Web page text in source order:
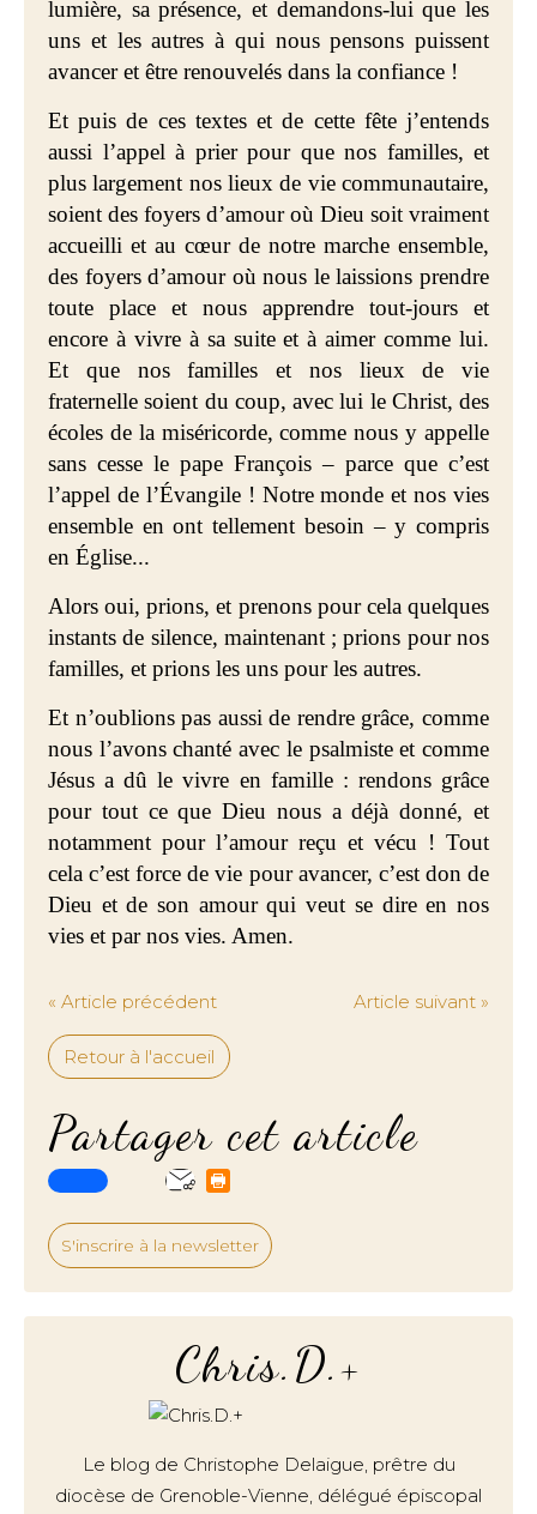
lumière, sa présence, et demandons-lui que les
uns et les autres à qui nous pensons puissent
avancer et être renouvelés dans la confiance !
Et puis de ces textes et de cette fête j’entends
aussi l’appel à prier pour que nos familles, et
plus largement nos lieux de vie communautaire,
soient des foyers d’amour où Dieu soit vraiment
accueilli et au cœur de notre marche ensemble,
des foyers d’amour où nous le laissions prendre
toute place et nous apprendre tout-jours et
encore à vivre à sa suite et à aimer comme lui.
Et que nos familles et nos lieux de vie
fraternelle soient du coup, avec lui le Christ, des
écoles de la miséricorde, comme nous y appelle
sans cesse le pape François – parce que c’est
l’appel de l’Évangile ! Notre monde et nos vies
ensemble en ont tellement besoin – y compris
en Église...
Alors oui, prions, et prenons pour cela quelques
instants de silence, maintenant ; prions pour nos
familles, et prions les uns pour les autres.
Et n’oublions pas aussi de rendre grâce, comme
nous l’avons chanté avec le psalmiste et comme
Jésus a dû le vivre en famille : rendons grâce
pour tout ce que Dieu nous a déjà donné, et
notamment pour l’amour reçu et vécu ! Tout
cela c’est force de vie pour avancer, c’est don de
Dieu et de son amour qui veut se dire en nos
vies et par nos vies. Amen.
« Article précédent Article suivant »
Retour à l'accueil
Partager cet article
S'inscrire à la newsletter
Chris.D.+
Le blog de Christophe Delaigue, prêtre du
diocèse de Grenoble-Vienne, délégué épiscopal